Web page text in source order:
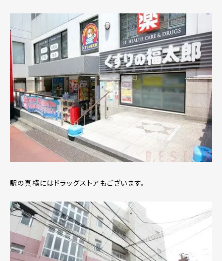
駅の真横にはドラッグストアもございます。